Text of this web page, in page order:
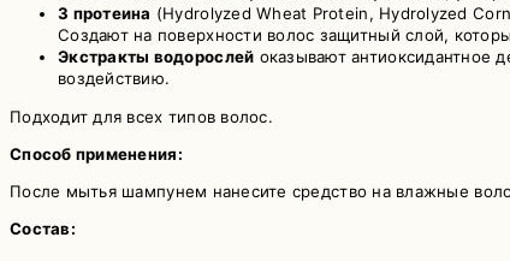
3 протеина (Hydrolyzed Wheat Protein, Hydrolyzed
Создают на поверхности волос защитный слой,
Экстракты водорослей оказывают антиоксидантное
воздействию.
Подходит для всех типов волос.
Способ применения:
После мытья шампунем нанесите средство на влажные
Состав: